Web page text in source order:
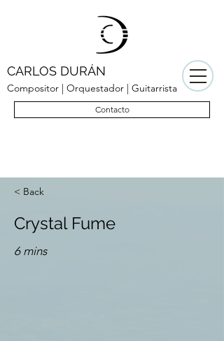
CARLOS DURÁN
Compositor | Orquestador | Guitarrista
Contacto
< Back
Crystal Fume
6 mins